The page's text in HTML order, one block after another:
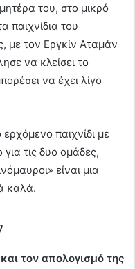
του, στο μικρό
παιχνίδια του
με τον Εργκίν Αταμάν
να κλείσει το
να έχει λίγο
παιχνίδι με
τις δυο ομάδες,
είναι μια
καλά.
τον απολογισμό της